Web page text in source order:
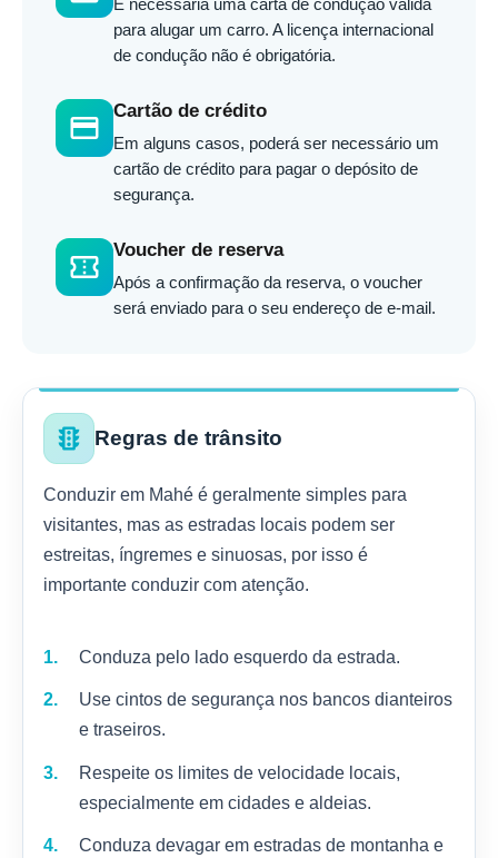
para alugar um carro. A licença internacional
de condução não é obrigatória.
credit_card
Cartão de crédito
Em alguns casos, poderá ser necessário um
cartão de crédito para pagar o depósito de
segurança.
confirmation_number
Voucher de reserva
Após a confirmação da reserva, o voucher
será enviado para o seu endereço de e-mail.
traffic Regras de trânsito
Conduzir em Mahé é geralmente simples para
visitantes, mas as estradas locais podem ser
estreitas, íngremes e sinuosas, por isso é
importante conduzir com atenção.
Conduza pelo lado esquerdo da estrada.
Use cintos de segurança nos bancos dianteiros
e traseiros.
Respeite os limites de velocidade locais,
especialmente em cidades e aldeias.
Conduza devagar em estradas de montanha e